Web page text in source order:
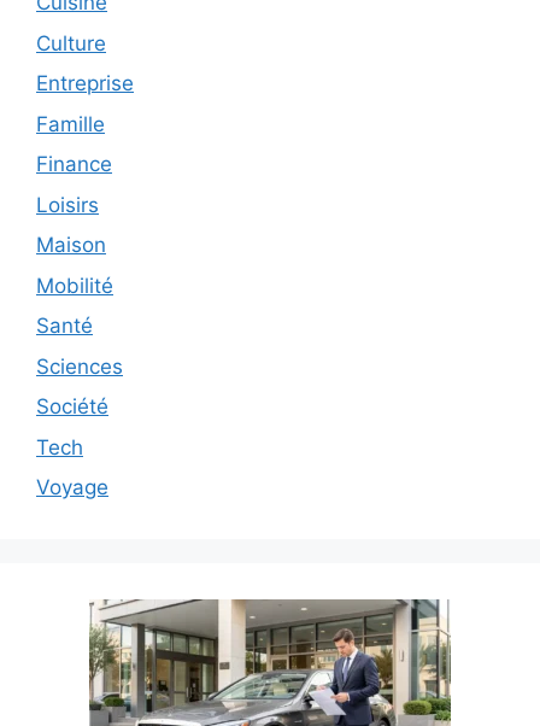
Culture
Entreprise
Famille
Finance
Loisirs
Maison
Mobilité
Santé
Sciences
Société
Tech
Voyage